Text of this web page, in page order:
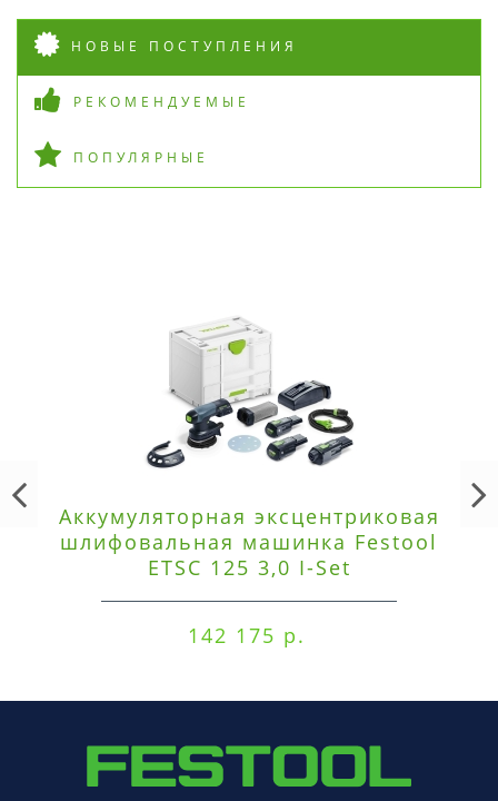
НОВЫЕ ПОСТУПЛЕНИЯ
РЕКОМЕНДУЕМЫЕ
ПОПУЛЯРНЫЕ
Аккумуляторная эксцентриковая
шлифовальная машинка Festool
ETSC 125 3,0 I-Set
142 175 р.